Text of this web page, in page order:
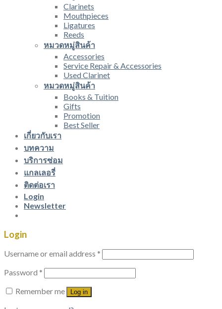
Clarinets
Mouthpieces
Ligatures
Reeds
หมวดหมู่สินค้า
Accessories
Service Repair & Accessories
Used Clarinet
หมวดหมู่สินค้า
Books & Tuition
Gifts
Promotion
Best Seller
เกี่ยวกับเรา
บทความ
บริการซ่อม
แกลเลอรี่
ติดต่อเรา
Login
Newsletter
Login
Username or email address *
Password *
Remember me
Log in